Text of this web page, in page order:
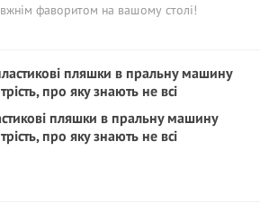
фаворитом на вашому столі!
пляшки в пральну машину
про яку знають не всі